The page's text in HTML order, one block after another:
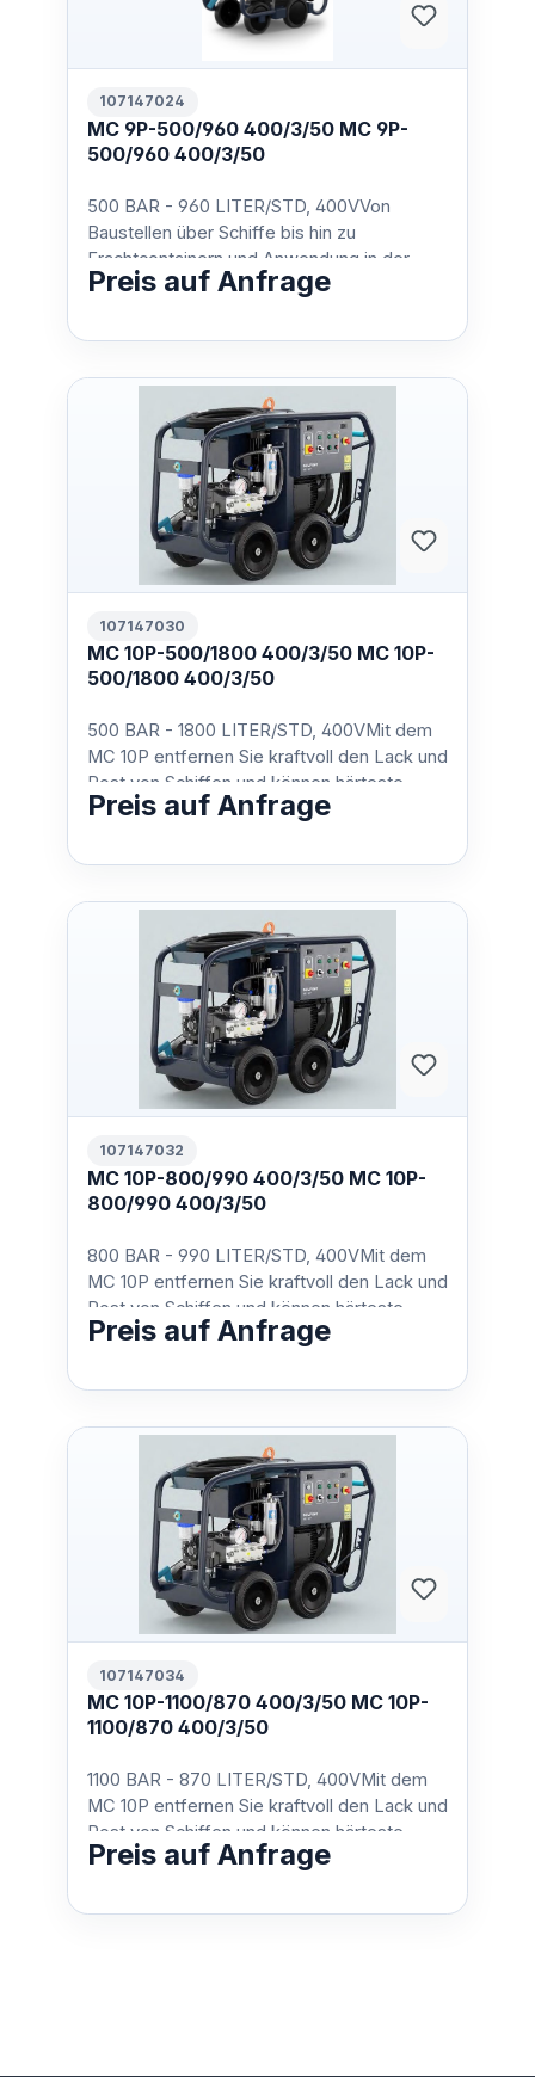
107147024
MC 9P-500/960 400/3/50 MC 9P-
500/960 400/3/50
500 BAR - 960 LITER/STD, 400VVon
Baustellen über Schiffe bis hin zu
Frachtcontainern und Anwendung in der
Industrie– der Höchstdruckreiniger…
Preis auf Anfrage
107147030
MC 10P-500/1800 400/3/50 MC 10P-
500/1800 400/3/50
500 BAR - 1800 LITER/STD, 400VMit dem
MC 10P entfernen Sie kraftvoll den Lack und
Rost von Schiffen und können härteste
Oberflächen bearbeit…
Preis auf Anfrage
107147032
MC 10P-800/990 400/3/50 MC 10P-
800/990 400/3/50
800 BAR - 990 LITER/STD, 400VMit dem
MC 10P entfernen Sie kraftvoll den Lack und
Rost von Schiffen und können härteste
Oberflächen bearbeite…
Preis auf Anfrage
107147034
MC 10P-1100/870 400/3/50 MC 10P-
1100/870 400/3/50
1100 BAR - 870 LITER/STD, 400VMit dem
MC 10P entfernen Sie kraftvoll den Lack und
Rost von Schiffen und können härteste
Oberflächen bearbeit…
Preis auf Anfrage